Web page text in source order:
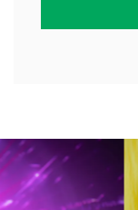
Overslaan